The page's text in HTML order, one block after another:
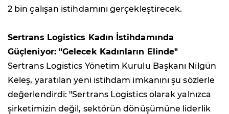
2 bin çalışan istihdamını gerçekleştirecek.
Sertrans Logistics Kadın İstihdamında
Güçleniyor: "Gelecek Kadınların Elinde"
Sertrans Logistics Yönetim Kurulu Başkanı Nilgün
Keleş, yaratılan yeni istihdam imkanını şu sözlerle
değerlendirdi: "Sertrans Logistics olarak yalnızca
şirketimizin değil, sektörün dönüşümüne liderlik